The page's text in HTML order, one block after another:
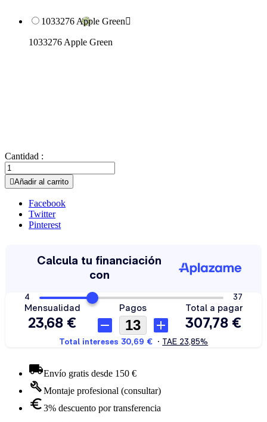
1033276 Apple Green
1033276 Apple Green
Cantidad :
Añadir al carrito
Facebook
Twitter
Pinterest
Envío gratis desde 150 €
Montaje profesional (consultar)
3% descuento por transferencia